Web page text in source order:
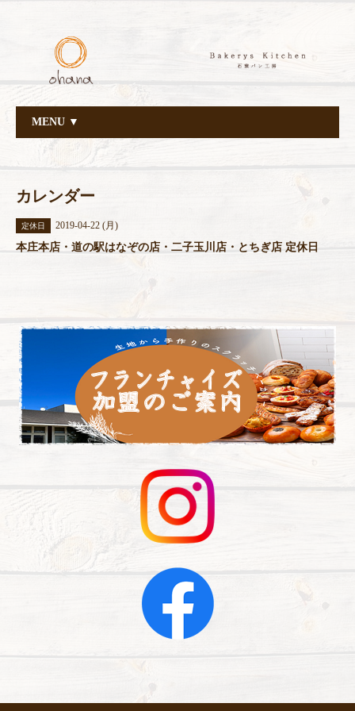
MENU ▼
カレンダー
定休日 2019-04-22 (月)
本庄本店・道の駅はなぞの店・二子玉川店・とちぎ店 定休日